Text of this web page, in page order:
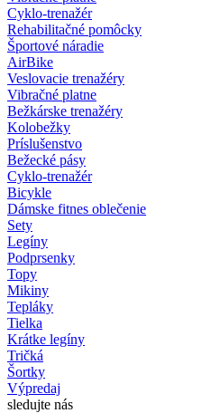
Cyklo-trenažér
Rehabilitačné pomôcky
Športové náradie
AirBike
Veslovacie trenažéry
Vibračné platne
Bežkárske trenažéry
Kolobežky
Príslušenstvo
Bežecké pásy
Cyklo-trenažér
Bicykle
Dámske fitnes oblečenie
Sety
Legíny
Podprsenky
Topy
Mikiny
Tepláky
Tielka
Krátke legíny
Tričká
Šortky
Výpredaj
sledujte nás